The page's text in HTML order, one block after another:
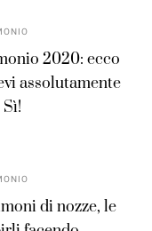
2020: ecco
assolutamente
di nozze, le